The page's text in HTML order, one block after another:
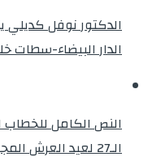
الدار البيضاء-سطات خلال
النص الكامل
الـ27 لعيد العرش المجيد